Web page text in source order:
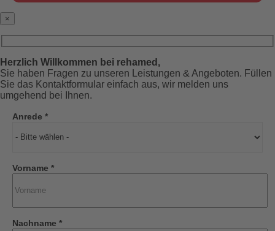
×
Herzlich Willkommen bei rehamed,
Sie haben Fragen zu unseren Leistungen & Angeboten. Füllen
Sie das Kontaktformular einfach aus, wir melden uns
umgehend bei Ihnen.
Anrede *
Vorname *
Nachname *